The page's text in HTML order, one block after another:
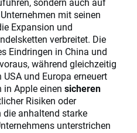
mit seinen
Expansion und
verbreitet. Die
Eindringen in China und
während gleichzeitig
und Europa erneuert
in Apple einen sicheren
Risiken oder
die anhaltend starke
unterstrichen